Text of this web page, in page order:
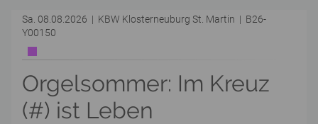
Sa. 08.08.2026 | KBW Klosterneuburg St. Martin | B26-
Y00150
Orgelsommer: Im Kreuz
(#) ist Leben